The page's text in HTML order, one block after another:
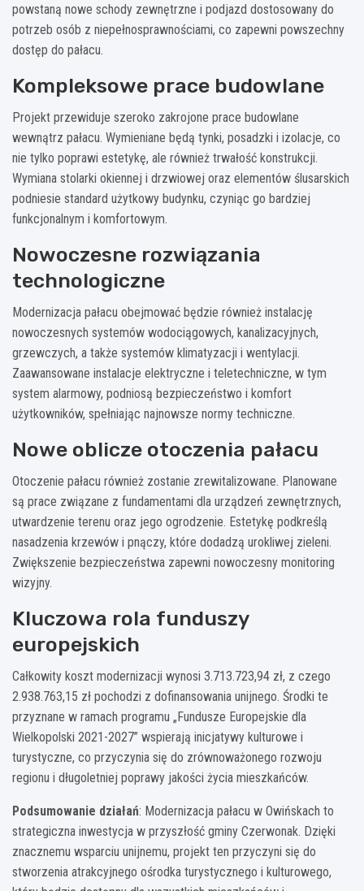
powstaną nowe schody zewnętrzne i podjazd dostosowany do
potrzeb osób z niepełnosprawnościami, co zapewni powszechny
dostęp do pałacu.
Kompleksowe prace budowlane
Projekt przewiduje szeroko zakrojone prace budowlane
wewnątrz pałacu. Wymieniane będą tynki, posadzki i izolacje, co
nie tylko poprawi estetykę, ale również trwałość konstrukcji.
Wymiana stolarki okiennej i drzwiowej oraz elementów ślusarskich
podniesie standard użytkowy budynku, czyniąc go bardziej
funkcjonalnym i komfortowym.
Nowoczesne rozwiązania
technologiczne
Modernizacja pałacu obejmować będzie również instalację
nowoczesnych systemów wodociągowych, kanalizacyjnych,
grzewczych, a także systemów klimatyzacji i wentylacji.
Zaawansowane instalacje elektryczne i teletechniczne, w tym
system alarmowy, podniosą bezpieczeństwo i komfort
użytkowników, spełniając najnowsze normy techniczne.
Nowe oblicze otoczenia pałacu
Otoczenie pałacu również zostanie zrewitalizowane. Planowane
są prace związane z fundamentami dla urządzeń zewnętrznych,
utwardzenie terenu oraz jego ogrodzenie. Estetykę podkreślą
nasadzenia krzewów i pnączy, które dodadzą urokliwej zieleni.
Zwiększenie bezpieczeństwa zapewni nowoczesny monitoring
wizyjny.
Kluczowa rola funduszy
europejskich
Całkowity koszt modernizacji wynosi 3.713.723,94 zł, z czego
2.938.763,15 zł pochodzi z dofinansowania unijnego. Środki te
przyznane w ramach programu „Fundusze Europejskie dla
Wielkopolski 2021-2027” wspierają inicjatywy kulturowe i
turystyczne, co przyczynia się do zrównoważonego rozwoju
regionu i długoletniej poprawy jakości życia mieszkańców.
Podsumowanie działań: Modernizacja pałacu w Owińskach to
strategiczna inwestycja w przyszłość gminy Czerwonak. Dzięki
znacznemu wsparciu unijnemu, projekt ten przyczyni się do
stworzenia atrakcyjnego ośrodka turystycznego i kulturowego,